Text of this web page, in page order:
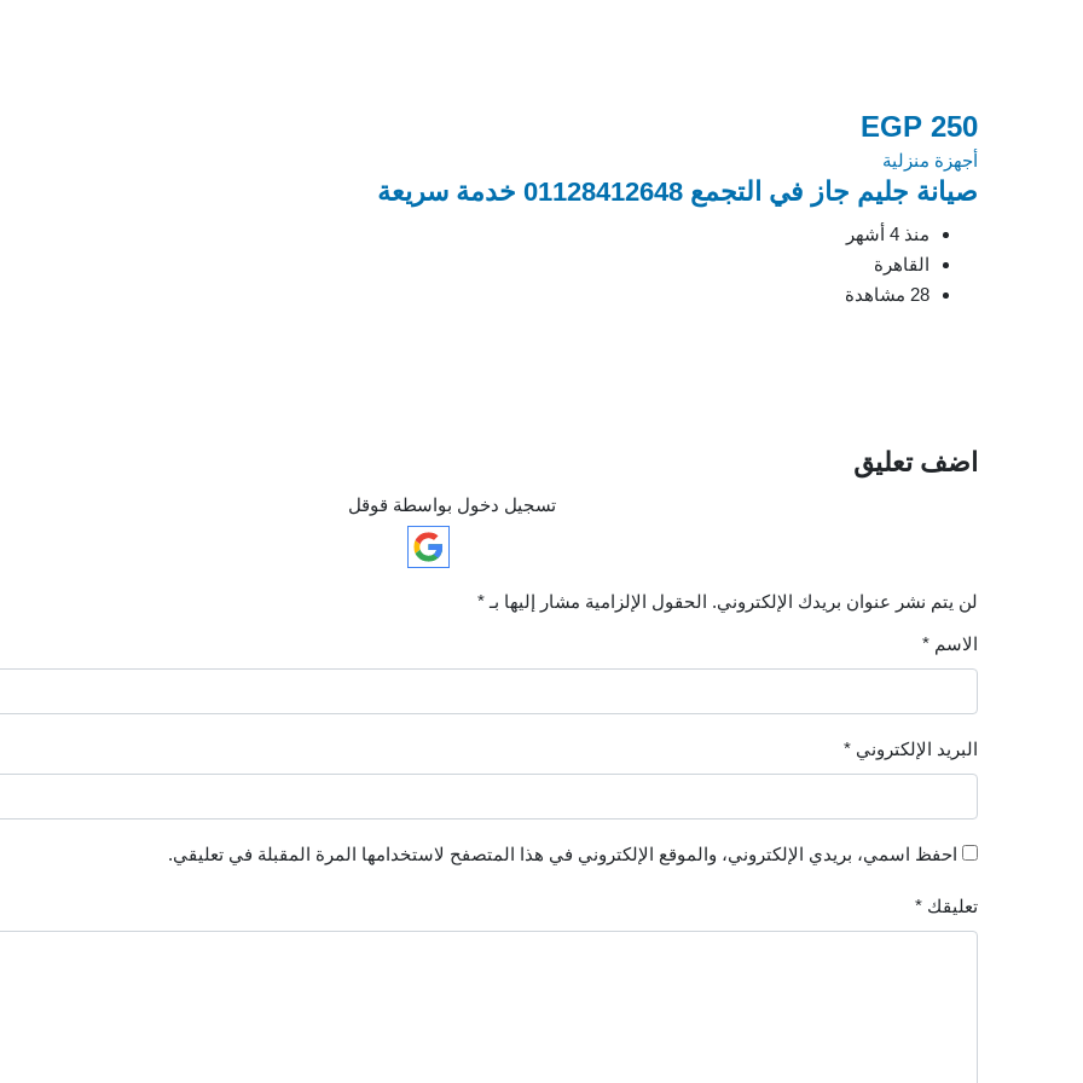
EGP 250
أجهزة منزلية
صيانة جليم جاز في التجمع 01128412648 خدمة سريعة
منذ 4 أشهر
القاهرة
28 مشاهدة
اضف تعليق
تسجيل دخول بواسطة قوقل
لن يتم نشر عنوان بريدك الإلكتروني. الحقول الإلزامية مشار إليها بـ *
الاسم *
البريد الإلكتروني *
احفظ اسمي، بريدي الإلكتروني، والموقع الإلكتروني في هذا المتصفح لاستخدامها المرة المقبلة في تعليقي.
تعليقك *